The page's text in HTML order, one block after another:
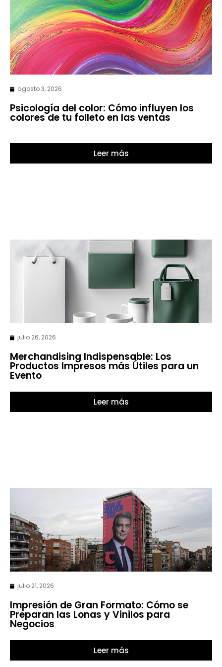
agosto 3, 2026
Psicología del color: Cómo influyen los
colores de tu folleto en las ventas
Leer más
julio 26, 2026
Merchandising Indispensable: Los
Productos Impresos más Útiles para un
Evento
Leer más
julio 21, 2026
Impresión de Gran Formato: Cómo se
Preparan las Lonas y Vinilos para
Negocios
Leer más